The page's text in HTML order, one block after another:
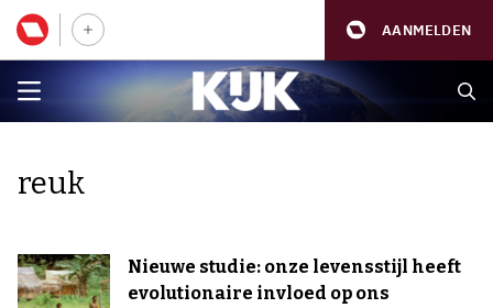
AANMELDEN
reuk
Nieuwe studie: onze levensstijl heeft
evolutionaire invloed op ons